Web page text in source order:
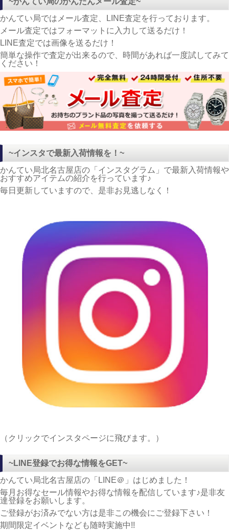
かんてい局ではメール査定、LINE査定を行っております。
メール査定ではフォーマットに入力して送るだけ！
LINE査定では画像を送るだけ！
簡単な操作で査定が出来るので、時間があれば一度試してみて
ください！
~インスタで最新入荷情報を！~
かんてい局北名古屋店の「インスタグラム」で最新入荷情報や
おすすめアイテムの紹介を行っています♪
毎日更新していますので、是非お見逃しなく！
（クリックでインスタページに飛びます。）
~LINE登録でお得な情報をGET~
かんてい局北名古屋店の「LINE＠」はじめました！
毎月お得なセール情報やお得な情報を配信しています♪是非友
達登録をお願いします。
ご登録がお済みでない方は是非この機会にご登録下さい！
期間限定イベントなども随時実施中!!